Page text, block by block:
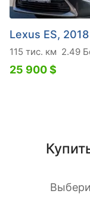
Lexus ES, 2018
115 тис. км 2.49
25 900 $